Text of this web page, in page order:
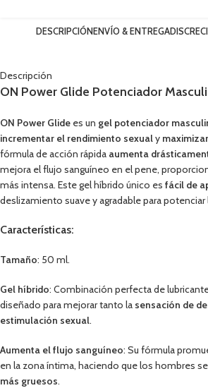
DESCRIPCIÓNENVÍO & ENTREGA
Descripción
ON Power Glide Potenciador
ON Power Glide es un gel potenciador
incrementar el rendimiento sexualy
fórmula de acción rápida aumenta
mejora el flujo sanguíneo en el pene,
más intensa. Este gel híbrido único es fácil de
deslizamiento suave y agradable para potenciar
Características:
Tamaño: 50 ml.
Gel híbrido: Combinación perfecta de
diseñado para mejorar tanto la sensación de
estimulación sexual.
Aumenta el flujo sanguíneo: Su fórmula
en la zona íntima, haciendo que los hombres
más gruesos.